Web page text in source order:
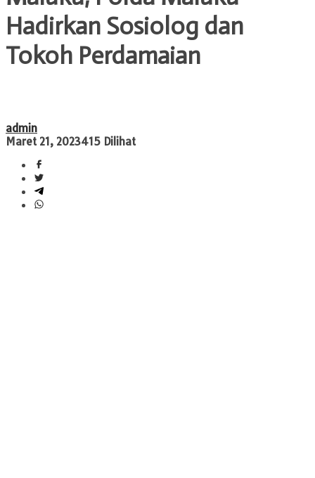
Hadirkan Sosiolog dan
Tokoh Perdamaian
admin
Maret 21, 2023415 Dilihat